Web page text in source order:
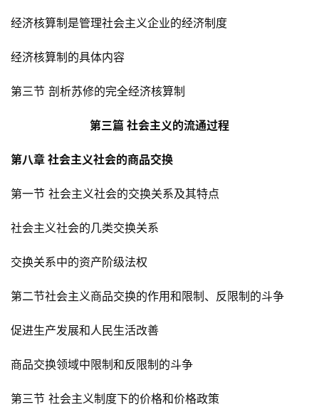
讯
更
多
页
经济核算制是管理社会主义企业的经济制度
经济核算制的具体内容
第三节 剖析苏修的完全经济核算制
第三篇 社会主义的流通过程
第八章 社会主义社会的商品交换
第一节 社会主义社会的交换关系及其特点
社会主义社会的几类交换关系
交换关系中的资产阶级法权
第二节社会主义商品交换的作用和限制、反限制的斗争
促进生产发展和人民生活改善
商品交换领域中限制和反限制的斗争
第三节 社会主义制度下的价格和价格政策